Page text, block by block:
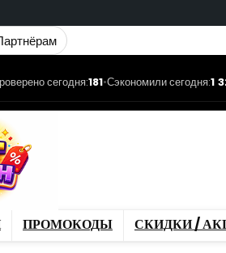
сегодня:181•Сэкономили сегодня:1
ПРОМОКОДЫ СКИДКИ /